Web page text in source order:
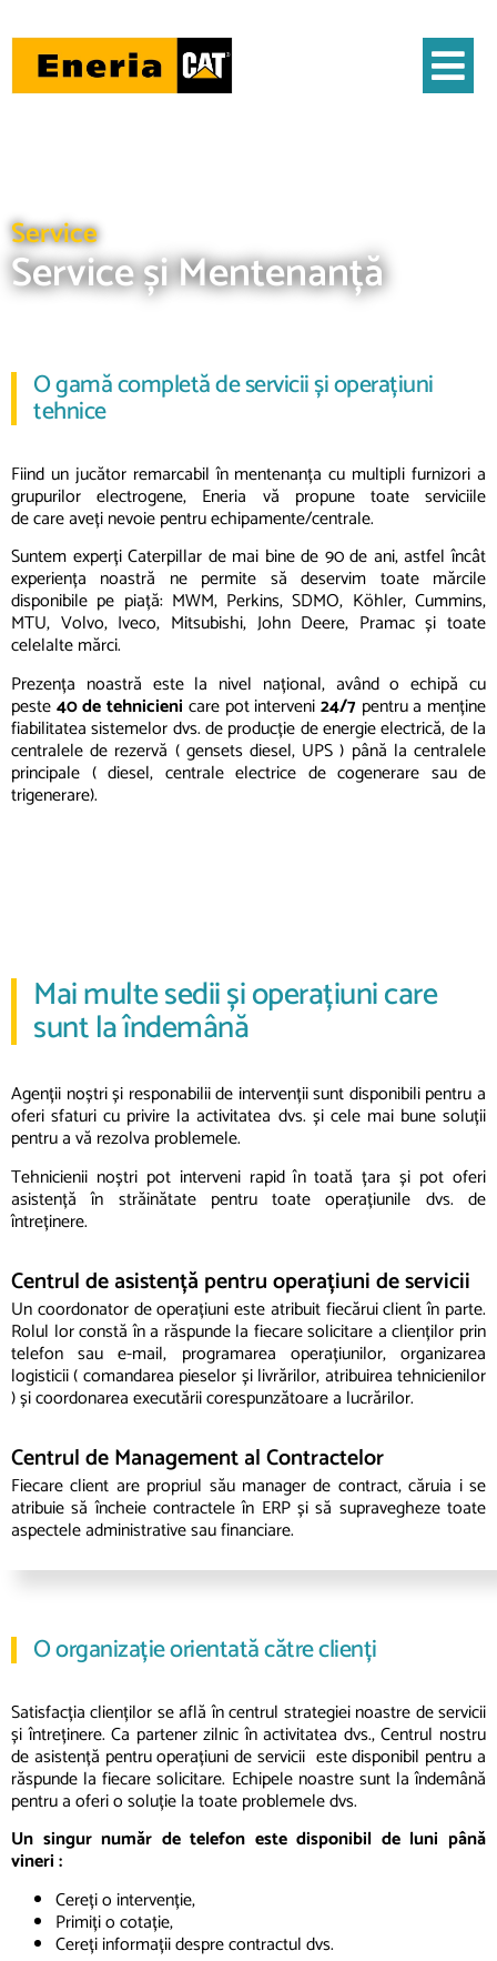
Service
Service și Mentenanță
O gamă completă de servicii și operațiuni
tehnice
Fiind un jucătorremarcabilîn mentenanța cu multipli furnizori a
grupurilor electrogene, Eneria vă propune toate serviciile
decareaveținevoie pentru echipamente/centrale.
Suntem experți Caterpillar de mai bine de 90 de ani, astfel încât
experiența noastră ne permite să deservim toate mărcile
disponibile pe piață: MWM, Perkins, SDMO, Köhler, Cummins,
MTU, Volvo, Iveco, Mitsubishi, John Deere, Pramac și toate
celelalte mărci.
Prezența noastră este la nivel național, având o echipă cu
peste40 de tehnicieni care pot interveni24/7 pentru a menține
fiabilitatea sistemelor dvs. de producție de energie electrică, de la
centralele de rezervă ( gensets diesel, UPS ) până la centralele
principale ( diesel, centrale electrice de cogenerare sau de
trigenerare).
Mai multe sedii și operațiuni care
sunt la îndemână
Agenții noștri și responabilii de intervenții sunt disponibili pentru a
oferi sfaturi cu privire la activitatea dvs. și cele mai bune soluții
pentru a vă rezolva problemele.
Tehnicienii noștri pot interveni rapid în toată țara și pot oferi
asistență în străinătate pentru toate operațiunile dvs. de
întreținere.
Centrul de asistență pentru operațiuni de servicii
Un coordonator de operațiuni este atribuit fiecărui client în parte.
Rolul lor constă în a răspunde la fiecare solicitare a clienților prin
telefon sau e-mail, programarea operațiunilor, organizarea
logisticii ( comandarea pieselor și livrărilor, atribuirea tehnicienilor
) și coordonarea executării corespunzătoare a lucrărilor.
Centrul de Management al Contractelor
Fiecare client are propriul său manager de contract, căruia i se
atribuie să încheie contractele în ERP și să supravegheze toate
aspectele administrative sau financiare.
O organizație orientată către clienți
Satisfacția clienților se află în centrul strategiei noastre de servicii
și întreținere. Ca partener zilnic în activitatea dvs., Centrul nostru
de asistență pentru operațiuni de servicii este disponibil pentru a
răspunde la fiecare solicitare. Echipele noastre sunt la îndemână
pentru a oferi o soluție la toate problemele dvs.
Un singur număr de telefon este disponibil de luni până
vineri :
Cereți o intervenție,
Primiți o cotație,
Cereți informații despre contractul dvs.